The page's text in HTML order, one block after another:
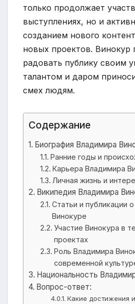
только продолжает
выступлениях, но и
созданием нового
новых проектов. Винокур
радовать публику своим
талантом и даром
смех людям.
Содержание
Биография Владимира
Ранние годы и
Карьера Владимира
Личная жизнь и
Википедия Владимира
Статьи и публикации
Винокуре
Участие Винокура в
проектах
Роль Владимира
современной
Национальность
Вопрос-ответ:
Какие достижения